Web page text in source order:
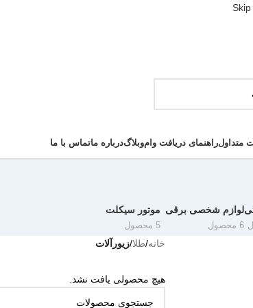
متداولراهنمای دریافت واموبلاگدرباره ماتماس با ما
لوازم شخصی برقی
6 محصول
موتور سیکلت
5 محصول
خانه/طلا/زیورآلات
هیچ محصولی یافت نشد.